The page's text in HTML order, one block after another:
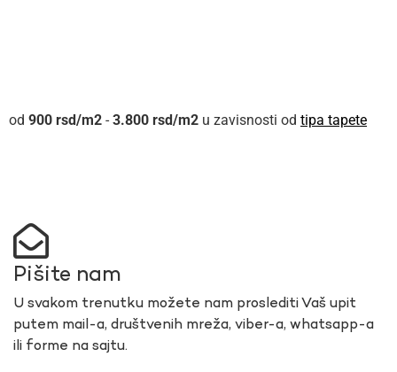
900 rsd - 3.800 rsd u zavisnosti od tipa tapete
Pišite nam
U svakom trenutku možete nam proslediti Vaš upit
putem mail-a, društvenih mreža, viber-a, whatsapp-a
ili forme na sajtu.